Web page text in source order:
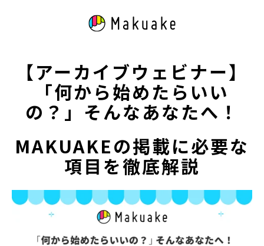
【アーカイ ブウェビナー】
「何から始めたらいい
の？」そんなあなたへ！
MAKUAKEの掲載に必要な
項目を徹底解説